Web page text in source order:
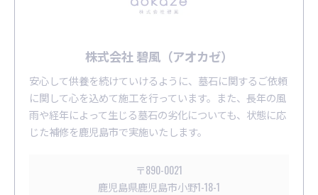
株式会社 碧風（アオカゼ）
安心して供養を続けていけるように、墓石に関するご依頼
に関して心を込めて施工を行っています。また、長年の風
雨や経年によって生じる墓石の劣化についても、状態に応
じた補修を鹿児島市で実施いたします。
〒890-0021
鹿児島県鹿児島市小野1-18-1